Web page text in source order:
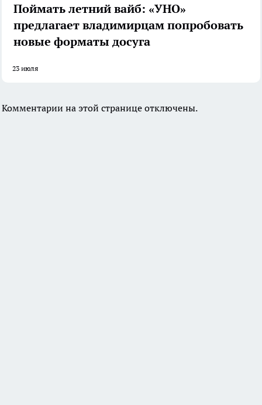
Поймать летний вайб: «УНО»
предлагает владимирцам попробовать
новые форматы досуга
23 июля
Комментарии на этой странице отключены.